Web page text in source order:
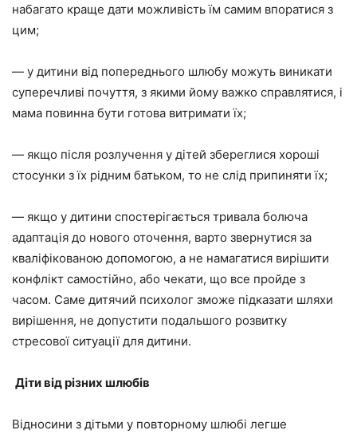
набагато краще дати можливість їм самим впоратися з
цим;
— у дитини від попереднього шлюбу можуть виникати
суперечливі почуття, з якими йому важко справлятися, і
мама повинна бути готова витримати їх;
— якщо після розлучення у дітей збереглися хороші
стосунки з їх рідним батьком, то не слід припиняти їх;
— якщо у дитини спостерігається тривала болюча
адаптація до нового оточення, варто звернутися за
кваліфікованою допомогою, а не намагатися вирішити
конфлікт самостійно, або чекати, що все пройде з
часом. Саме дитячий психолог зможе підказати шляхи
вирішення, не допустити подальшого розвитку
стресової ситуації для дитини.
Діти від різних шлюбів
Відносини з дітьми у повторному шлюбі легше